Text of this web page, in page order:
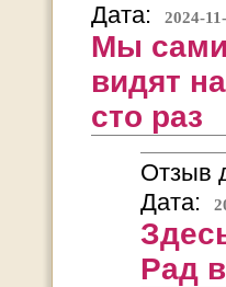
Дата:
2024-
Мы сами
видят
сто раз
Отзыв
Дата:
Рад